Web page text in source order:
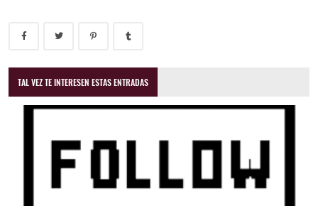
TAL VEZ TE INTERESEN ESTAS ENTRADAS